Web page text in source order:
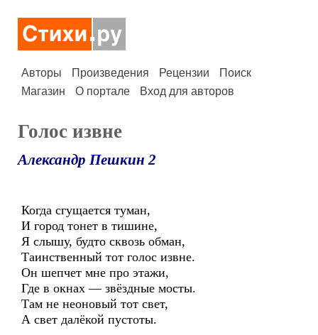
Авторы Произведения Рецензии
Поиск
Магазин
О портале Вход для авторов
Голос извне
Александр Пешкин 2
Когда сгущается туман,
И город тонет в тишине,
Я слышу, будто сквозь обман,
Таинственный тот голос извне.
Он шепчет мне про этажи,
Где в окнах — звёздные мосты.
Там не неоновый тот свет,
А свет далёкой пустоты.